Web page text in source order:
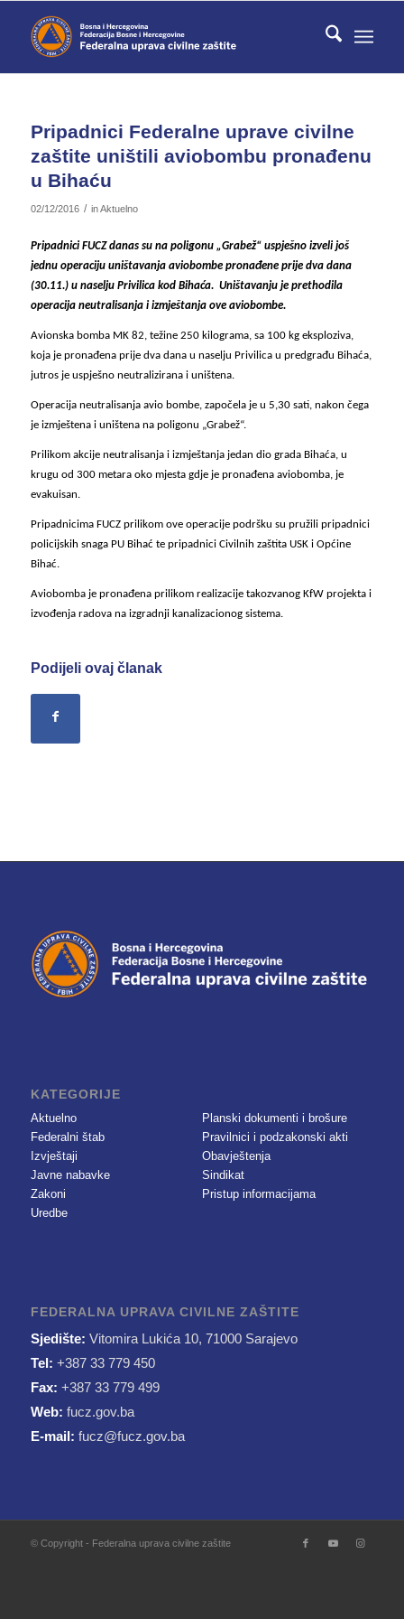
Pripadnici Federalne uprave civilne
zaštite uništili aviobombu pronađenu
u Bihaću
02/12/2016 / inAktuelno
Pripadnici FUCZ danas su na poligonu „Grabež“ uspješno izveli još
jednu operaciju uništavanja aviobombe pronađene prije dva dana
(30.11.) u naselju Privilica kod Bihaća. Uništavanju je prethodila
operacija neutralisanja i izmještanja ove aviobombe.
Avionska bomba MK 82, težine 250 kilograma, sa 100 kg eksploziva,
koja je pronađena prije dva dana u naselju Privilica u predgrađu Bihaća,
jutros je uspješno neutralizirana i uništena.
Operacija neutralisanja avio bombe, započela je u 5,30 sati, nakon čega
je izmještena i uništena na poligonu „Grabež“.
Prilikom akcije neutralisanja i izmještanja jedan dio grada Bihaća, u
krugu od 300 metara oko mjesta gdje je pronađena aviobomba, je
evakuisan.
Pripadnicima FUCZ prilikom ove operacije podršku su pružili pripadnici
policijskih snaga PU Bihać te pripadnici Civilnih zaštita USK i Općine
Bihać.
Aviobomba je pronađena prilikom realizacije takozvanog KfW projekta i
izvođenja radova na izgradnji kanalizacionog sistema.
Podijeli ovaj članak
KATEGORIJE
Aktuelno
Federalni štab
Izvještaji
Javne nabavke
Zakoni
Uredbe
Planski dokumenti i brošure
Pravilnici i podzakonski akti
Obavještenja
Sindikat
Pristup informacijama
FEDERALNA UPRAVA CIVILNE ZAŠTITE
Sjedište: Vitomira Lukića 10, 71000 Sarajevo
Tel: +387 33 779 450
Fax: +387 33 779 499
Web: fucz.gov.ba
E-mail: fucz@fucz.gov.ba
© Copyright - Federalna uprava civilne zaštite